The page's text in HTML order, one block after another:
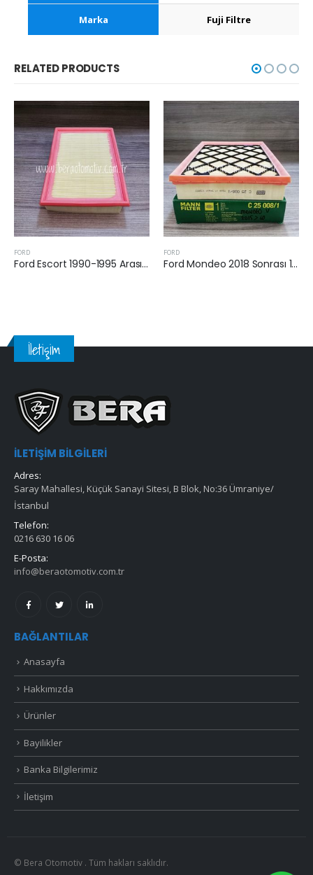
Marka Fuji Filtre
RELATED PRODUCTS
FORD
Ford Escort 1990-1995 Arası 1.6 Benzinli Hava Filtresi
FORD
Ford Mondeo 2018 Sonrası 1.5 EcoBoost Hava Filtresi
İletişim
İLETIŞIM BILGILERI
Adres:
Saray Mahallesi, Küçük Sanayi Sitesi, B Blok, No:36 Ümraniye/
İstanbul
Telefon:
0216 630 16 06
E-Posta:
info@beraotomotiv.com.tr
BAĞLANTILAR
Anasayfa
Hakkımızda
Ürünler
Bayilikler
Banka Bilgilerimiz
İletişim
© Bera Otomotiv . Tüm hakları saklıdır.